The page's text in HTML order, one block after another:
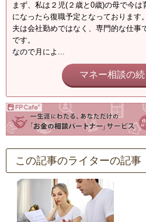
まず、私は２児(２歳と0歳)の母で今
になったら復職予定となっております。
夫は会社勤めではなく、専門的な仕事
です。
なので月によ...
マネー相談の
この記事のライターの記事